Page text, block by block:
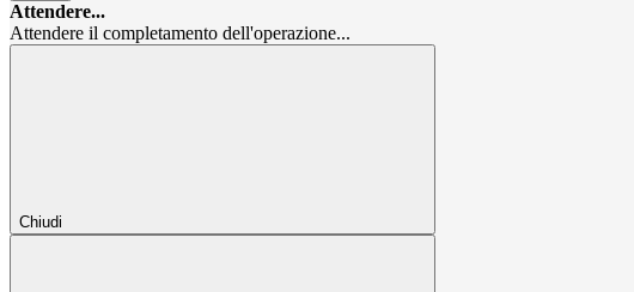
Attendere...
Attendere il completamento dell'operazione...
Chiudi